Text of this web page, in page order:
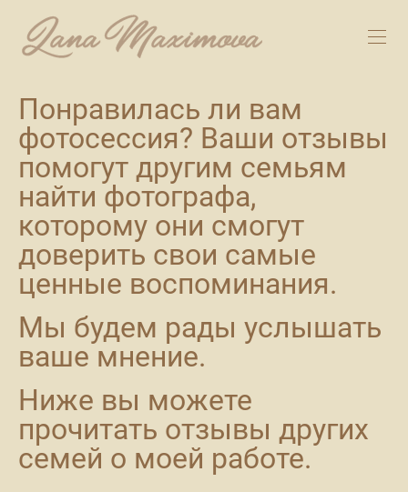
Понравилась ли вам
фотосессия? Ваши отзывы
помогут другим семьям
найти фотографа,
которому они смогут
доверить свои самые
ценные воспоминания.
Мы будем рады услышать
ваше мнение.
Ниже вы можете
прочитать отзывы других
семей о моей работе.